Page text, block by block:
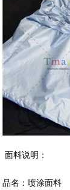
面料说明：
品名：喷涂面料